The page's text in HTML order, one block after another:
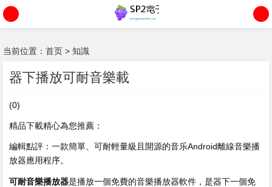
当前位置： 首页 > 知識
器下播放可耐音樂載
(0)
精品下載精心為您推薦：
編輯點評：一款簡單、可耐輕量級且開源的音乐Android離線音樂播
放器應用程序。
可耐音樂播放器是播放一個免費的音樂播放器軟件，是器下一個免